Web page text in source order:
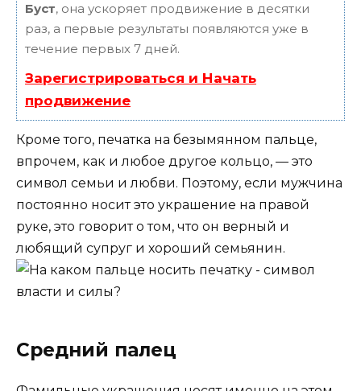
Буст, она ускоряет продвижение в десятки
раз, а первые результаты появляются уже в
течение первых 7 дней.
Зарегистрироваться и Начать
продвижение
Кроме того, печатка на безымянном пальце,
впрочем, как и любое другое кольцо, — это
символ семьи и любви. Поэтому, если мужчина
постоянно носит это украшение на правой
руке, это говорит о том, что он верный и
любящий супруг и хороший семьянин.
Средний палец